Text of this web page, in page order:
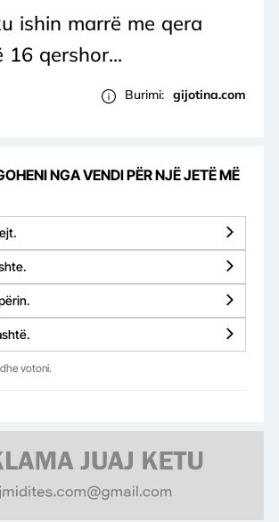
ishin marrë me qera
16 qershor...
Burimi: gijotina.com
NGA VENDI PËR NJË JETË MË
votoni.